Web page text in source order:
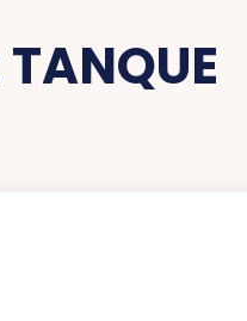
TANQUE